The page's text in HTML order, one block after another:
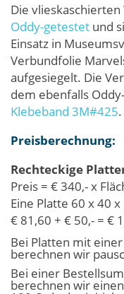
Die
Oddy-getestet und
Einsatz in
Verbundfolie
aufgesiegelt. Die
dem ebenfalls
Klebeband 3M#425.
Preisberechnung:
Rechteckige
Preis = € 340,- x
Eine Platte 60 x 40
€ 81,60 + € 50,- = €
Bei Platten mit
berechnen wir
Bei einer
berechnen wir